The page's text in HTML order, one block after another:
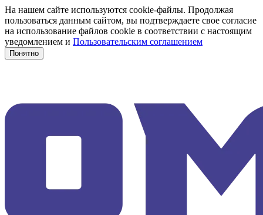
На нашем сайте используются cookie-файлы. Продолжая
пользоваться данным сайтом, вы подтверждаете свое согласие
на использование файлов cookie в соответствии с настоящим
уведомлением и Пользовательским соглашением
Понятно